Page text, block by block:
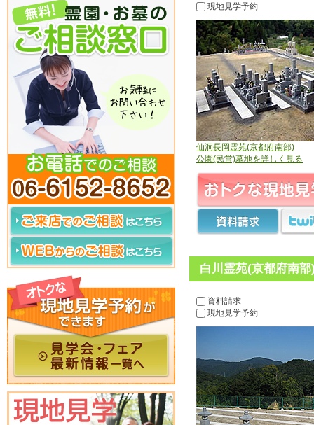
現地見学予約
仙洞長岡霊苑(京都府南部)
公園(民営)墓地を詳しく見る
白川霊苑(京都府南
資料請求
現地見学予約